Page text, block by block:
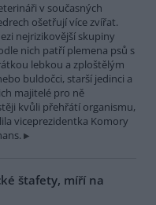
v současných
ošetřují více zvířat.
nejrizikovější skupiny
nich patří plemena psů s
lebkou a zploštělým
buldočci, starší jedinci a
majitelé pro ně
kvůli přehřátí organismu,
viceprezidentka Komory
štafety, míří na